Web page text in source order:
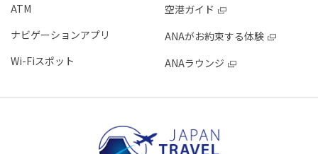
ATM
ナビゲーションアプリ
Wi-Fiスポット
空港ガイド
ANAがお約束する体験
ANAラウンジ